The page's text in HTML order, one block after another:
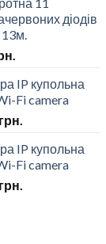
діодів
13м.
IP купольна
Fi camera
грн.
IP купольна
Fi camera
грн.